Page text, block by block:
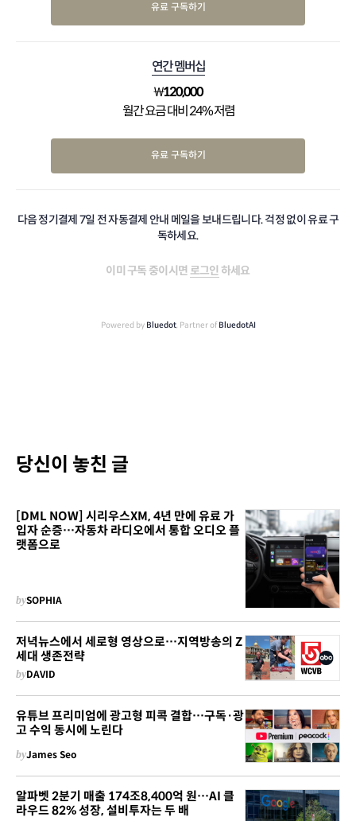
유료 구독하기
연간 멤버십
₩120,000
월간 요금 대비 24% 저렴
유료 구독하기
다음 정기결제 7일 전 자동결제 안내 메일을 보내드립니다. 걱정 없이 유료 구
독하세요.
이미 구독 중이시면 로그인 하세요
Powered by Bluedot, Partner of BluedotAI
당신이 놓친 글
[DML NOW] 시리우스XM, 4년 만에 유료 가
입자 순증…자동차 라디오에서 통합 오디오 플
랫폼으로
bySOPHIA
저녁뉴스에서 세로형 영상으로…지역방송의 Z
세대 생존전략
byDAVID
유튜브 프리미엄에 광고형 피콕 결합…구독·광
고 수익 동시에 노린다
byJames Seo
알파벳 2분기 매출 174조8,400억 원…AI 클
라우드 82% 성장, 설비투자는 두 배